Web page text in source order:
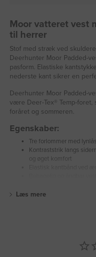
Moor vatteret vest
til herrer
Stof med stræk ved
Deerhunter Moor Padded-
pasform. Elastiske
nederste kant sikrer en
Deerhunter Moor Padded-
være Deer-Tex® Temp-
foråret og sommeren.
Egenskaber:
Tre forlommer med lynlås
Kontraststrik langs
og øget komfort
Læs mere